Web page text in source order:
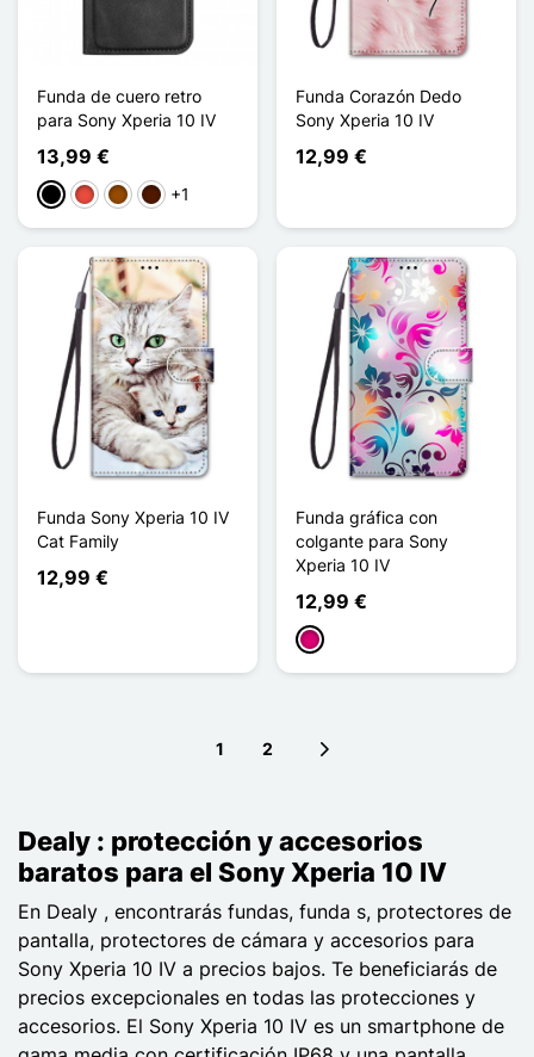
Funda de cuero retro
para Sony Xperia 10 IV
13,99 €
NegroRojoMarrónMarrón oscuro
+1
Funda Corazón Dedo
Sony Xperia 10 IV
12,99 €
Funda Sony Xperia 10 IV
Cat Family
12,99 €
Funda gráfica con
colgante para Sony
Xperia 10 IV
12,99 €
Magenta
1 2
Dealy : protección y accesorios
baratos para el Sony Xperia 10 IV
En Dealy , encontrarás fundas, funda s, protectores de
pantalla, protectores de cámara y accesorios para
Sony Xperia 10 IV a precios bajos. Te beneficiarás de
precios excepcionales en todas las protecciones y
accesorios. El Sony Xperia 10 IV es un smartphone de